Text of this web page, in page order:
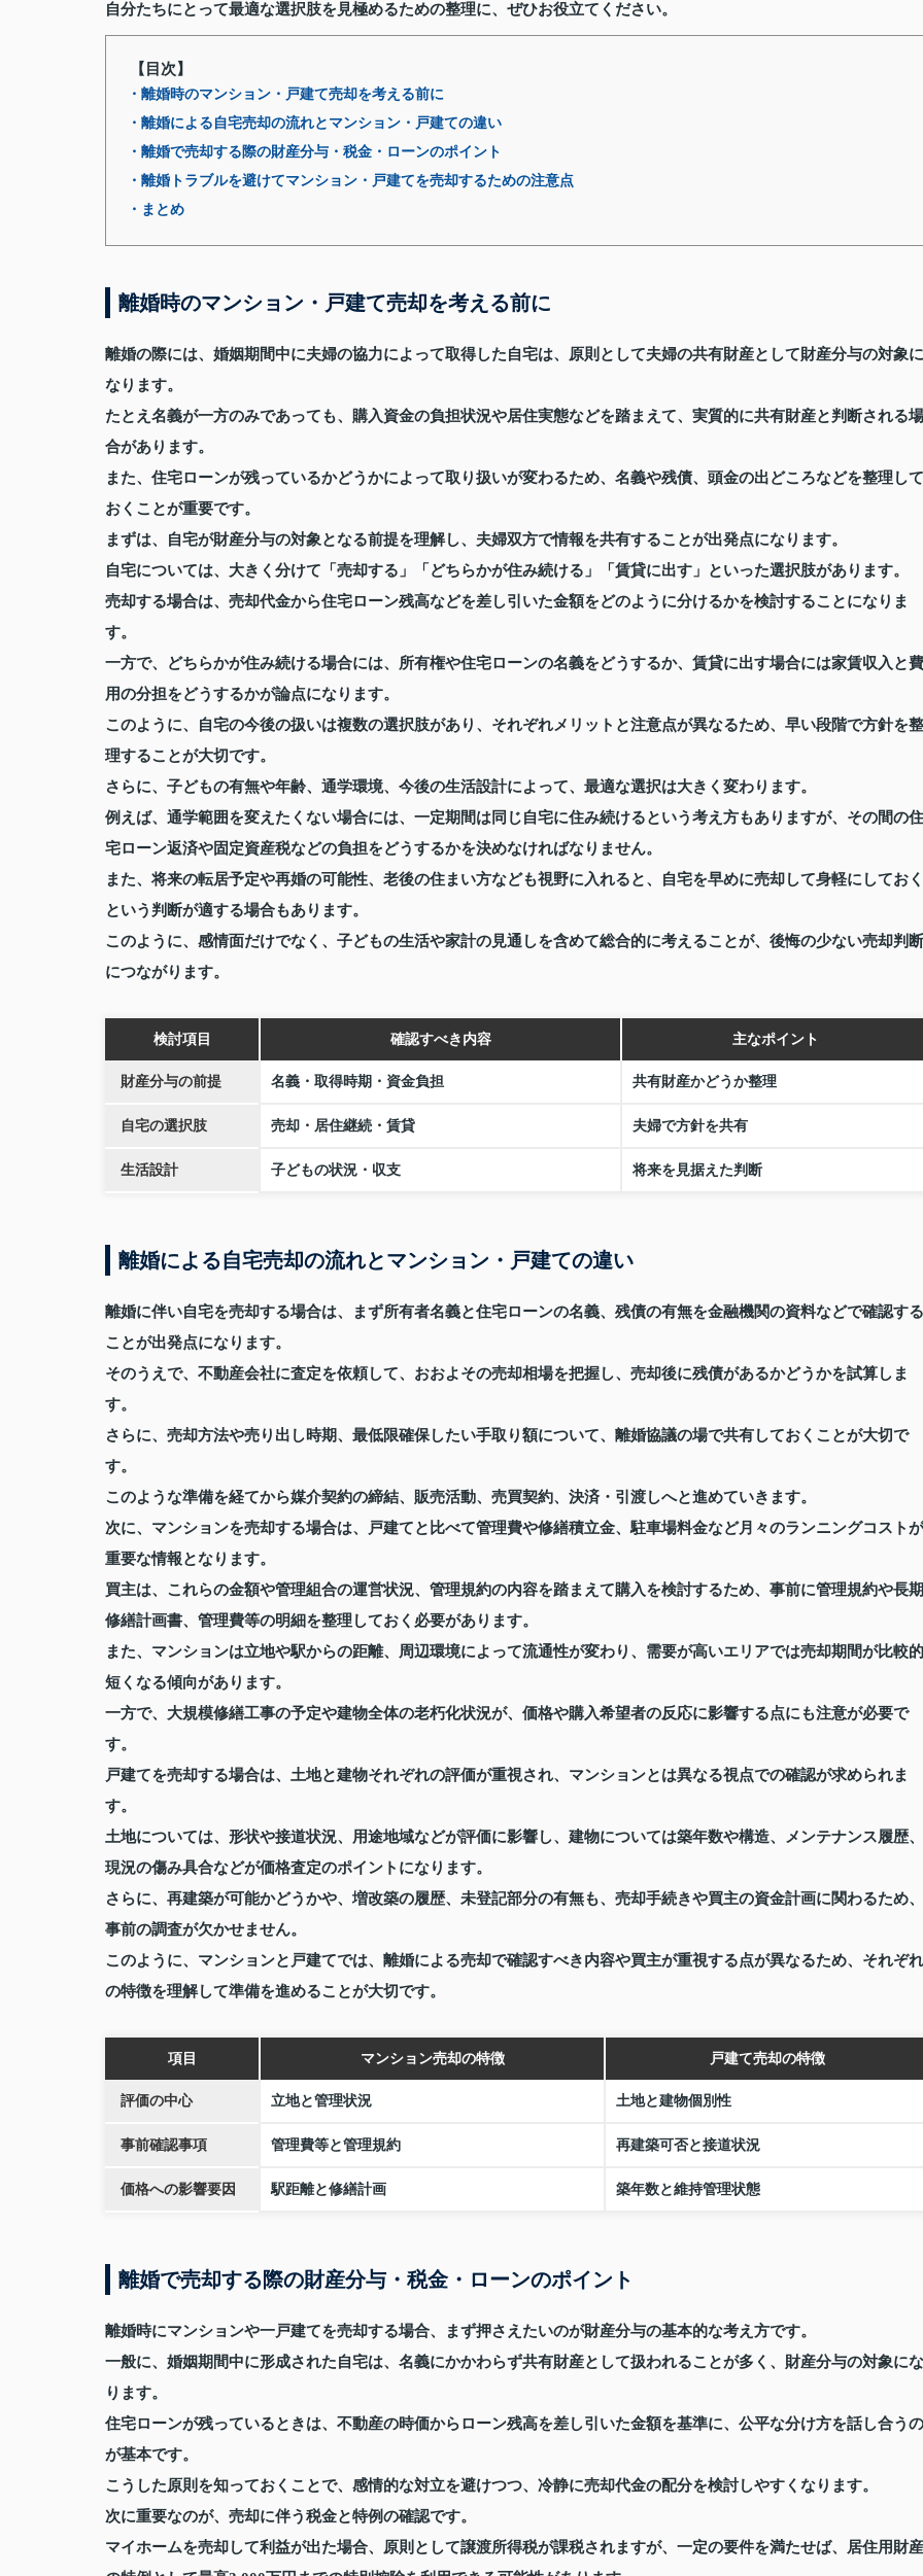
自分たちにとって最適な選択肢を見極めるための整理に、ぜひお役立てください。
【目次】
・離婚時のマンション・戸建て売却を考える前に
・離婚による自宅売却の流れとマンション・戸建ての違い
・離婚で売却する際の財産分与・税金・ローンのポイント
・離婚トラブルを避けてマンション・戸建てを売却するための注意点
・まとめ
離婚時のマンション・戸建て売却を考える前に
離婚の際には、婚姻期間中に夫婦の協力によって取得した自宅は、原則として夫婦の共有財産として財産分与の対象に
なります。
たとえ名義が一方のみであっても、購入資金の負担状況や居住実態などを踏まえて、実質的に共有財産と判断される場
合があります。
また、住宅ローンが残っているかどうかによって取り扱いが変わるため、名義や残債、頭金の出どころなどを整理して
おくことが重要です。
まずは、自宅が財産分与の対象となる前提を理解し、夫婦双方で情報を共有することが出発点になります。
自宅については、大きく分けて「売却する」「どちらかが住み続ける」「賃貸に出す」といった選択肢があります。
売却する場合は、売却代金から住宅ローン残高などを差し引いた金額をどのように分けるかを検討することになりま
す。
一方で、どちらかが住み続ける場合には、所有権や住宅ローンの名義をどうするか、賃貸に出す場合には家賃収入と費
用の分担をどうするかが論点になります。
このように、自宅の今後の扱いは複数の選択肢があり、それぞれメリットと注意点が異なるため、早い段階で方針を整
理することが大切です。
さらに、子どもの有無や年齢、通学環境、今後の生活設計によって、最適な選択は大きく変わります。
例えば、通学範囲を変えたくない場合には、一定期間は同じ自宅に住み続けるという考え方もありますが、その間の住
宅ローン返済や固定資産税などの負担をどうするかを決めなければなりません。
また、将来の転居予定や再婚の可能性、老後の住まい方なども視野に入れると、自宅を早めに売却して身軽にしておく
という判断が適する場合もあります。
このように、感情面だけでなく、子どもの生活や家計の見通しを含めて総合的に考えることが、後悔の少ない売却判断
につながります。
検討項目 確認すべき内容 主なポイント
財産分与の前提 名義・取得時期・資金負担 共有財産かどうか整理
自宅の選択肢 売却・居住継続・賃貸 夫婦で方針を共有
生活設計 子どもの状況・収支 将来を見据えた判断
離婚による自宅売却の流れとマンション・戸建ての違い
離婚に伴い自宅を売却する場合は、まず所有者名義と住宅ローンの名義、残債の有無を金融機関の資料などで確認する
ことが出発点になります。
そのうえで、不動産会社に査定を依頼して、おおよその売却相場を把握し、売却後に残債があるかどうかを試算しま
す。
さらに、売却方法や売り出し時期、最低限確保したい手取り額について、離婚協議の場で共有しておくことが大切で
す。
このような準備を経てから媒介契約の締結、販売活動、売買契約、決済・引渡しへと進めていきます。
次に、マンションを売却する場合は、戸建てと比べて管理費や修繕積立金、駐車場料金など月々のランニングコストが
重要な情報となります。
買主は、これらの金額や管理組合の運営状況、管理規約の内容を踏まえて購入を検討するため、事前に管理規約や長期
修繕計画書、管理費等の明細を整理しておく必要があります。
また、マンションは立地や駅からの距離、周辺環境によって流通性が変わり、需要が高いエリアでは売却期間が比較的
短くなる傾向があります。
一方で、大規模修繕工事の予定や建物全体の老朽化状況が、価格や購入希望者の反応に影響する点にも注意が必要で
す。
戸建てを売却する場合は、土地と建物それぞれの評価が重視され、マンションとは異なる視点での確認が求められま
す。
土地については、形状や接道状況、用途地域などが評価に影響し、建物については築年数や構造、メンテナンス履歴、
現況の傷み具合などが価格査定のポイントになります。
さらに、再建築が可能かどうかや、増改築の履歴、未登記部分の有無も、売却手続きや買主の資金計画に関わるため、
事前の調査が欠かせません。
このように、マンションと戸建てでは、離婚による売却で確認すべき内容や買主が重視する点が異なるため、それぞれ
の特徴を理解して準備を進めることが大切です。
項目 マンション売却の特徴 戸建て売却の特徴
評価の中心 立地と管理状況 土地と建物個別性
事前確認事項 管理費等と管理規約 再建築可否と接道状況
価格への影響要因 駅距離と修繕計画 築年数と維持管理状態
離婚で売却する際の財産分与・税金・ローンのポイント
離婚時にマンションや一戸建てを売却する場合、まず押さえたいのが財産分与の基本的な考え方です。
一般に、婚姻期間中に形成された自宅は、名義にかかわらず共有財産として扱われることが多く、財産分与の対象にな
ります。
住宅ローンが残っているときは、不動産の時価からローン残高を差し引いた金額を基準に、公平な分け方を話し合うの
が基本です。
こうした原則を知っておくことで、感情的な対立を避けつつ、冷静に売却代金の配分を検討しやすくなります。
次に重要なのが、売却に伴う税金と特例の確認です。
マイホームを売却して利益が出た場合、原則として譲渡所得税が課税されますが、一定の要件を満たせば、居住用財産